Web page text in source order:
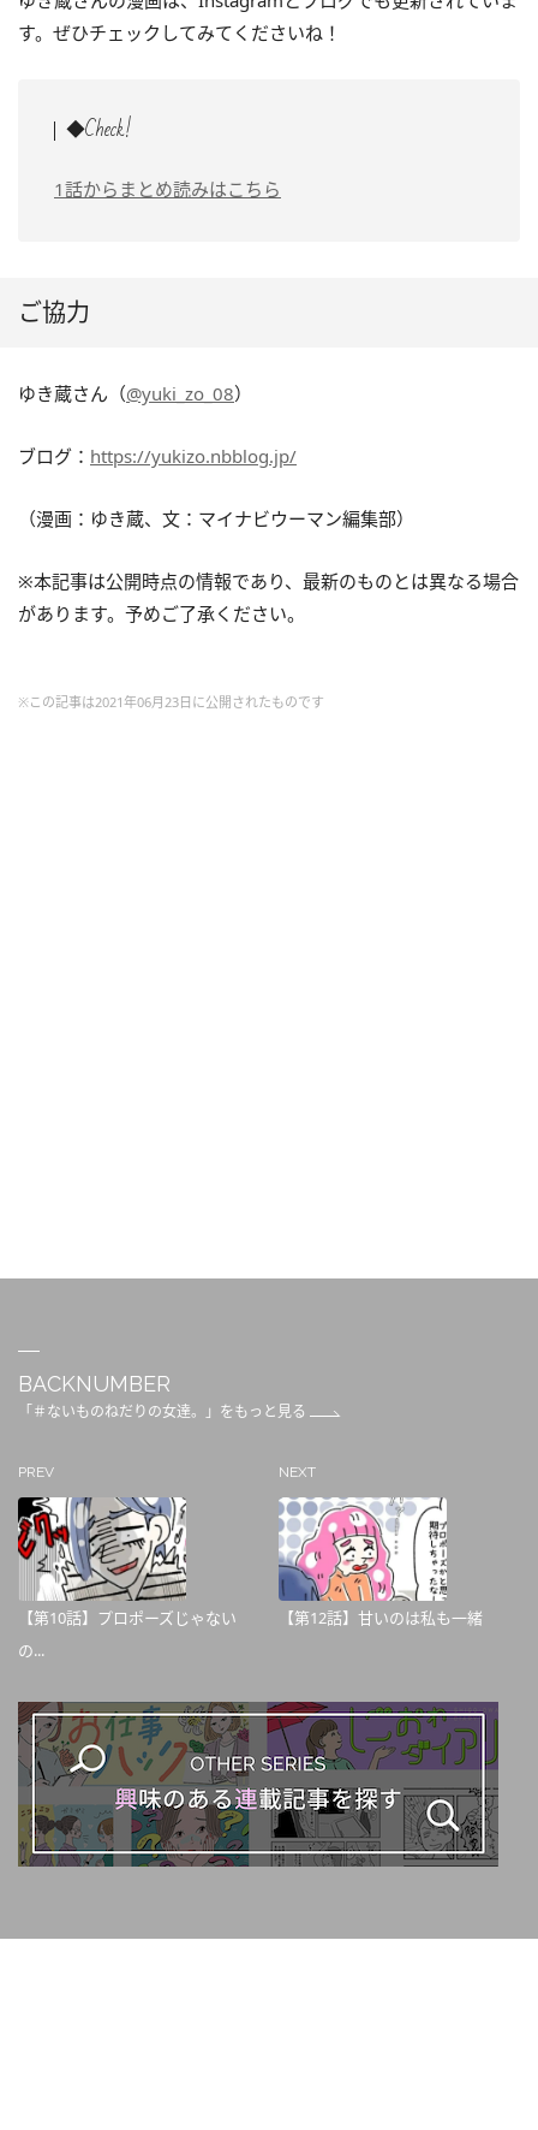
す。ぜひチェックしてみてくださいね！
◆Check!
1話からまとめ読みはこちら
ご協力
ゆき蔵さん（@yuki_zo_08）
ブログ： https://yukizo.nbblog.jp/
（漫画：ゆき蔵、文：マイナビウーマン編集部）
※本記事は公開時点の情報であり、最新のものとは異なる場合
があります。予めご了承ください。
※この記事は2021年06月23日に公開されたものです
BACKNUMBER
「＃ないものねだりの女達。」をもっと見る
PREV
【第10話】プロポーズじゃない
の...
NEXT
【第12話】甘いのは私も一緒